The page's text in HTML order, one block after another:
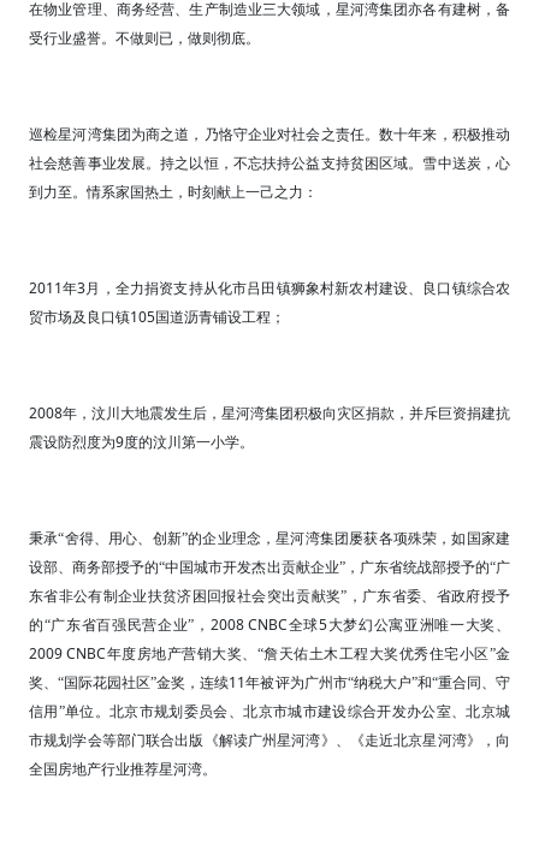
在物业管理、商务经营、生产制造业三大领域，星河湾集团亦各有建树，备
受行业盛誉。不做则已，做则彻底。
巡检星河湾集团为商之道，乃恪守企业对社会之责任。数十年来，积极推动
社会慈善事业发展。持之以恒，不忘扶持公益支持贫困区域。雪中送炭，心
到力至。情系家国热土，时刻献上一己之力：
2011年3月，全力捐资支持从化市吕田镇狮象村新农村建设、良口镇综合农
贸市场及良口镇105国道沥青铺设工程；
2008年，汶川大地震发生后，星河湾集团积极向灾区捐款，并斥巨资捐建抗
震设防烈度为9度的汶川第一小学。
秉承“舍得、用心、创新”的企业理念，星河湾集团屡获各项殊荣，如国家建
设部、商务部授予的“中国城市开发杰出贡献企业”，广东省统战部授予的“广
东省非公有制企业扶贫济困回报社会突出贡献奖”，广东省委、省政府授予
的“广东省百强民营企业”， 2008 CNBC全球5大梦幻公寓亚洲唯一大奖、
2009 CNBC年度房地产营销大奖、“詹天佑土木工程大奖优秀住宅小区”金
奖、“国际花园社区”金奖，连续11年被评为广州市“纳税大户”和“重合同、守
信用”单位。北京市规划委员会、北京市城市建设综合开发办公室、北京城
市规划学会等部门联合出版《解读广州星河湾》、《走近北京星河湾》，向
全国房地产行业推荐星河湾。